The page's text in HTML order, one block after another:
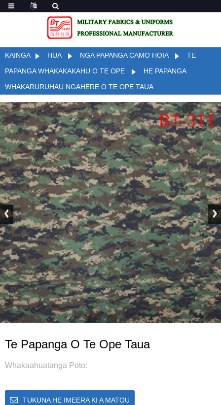
KAINGA HUA NGA PAPANGA CAMO HOIA
TE
PAPANGA WHAKAKAKAHU O TE OPE
HE PAPANGA
WHAKARURUHAU NGAHERE O TE OPE TAUA
Te Papanga O Te Ope Taua
Whakaahuatanga Poto:
TUKUNA HE IMEERA KI A MATOU